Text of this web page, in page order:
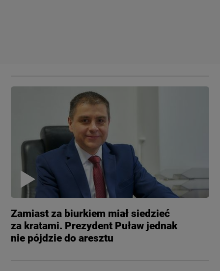
Zamiast za biurkiem miał siedzieć
za kratami. Prezydent Puław jednak
nie pójdzie do aresztu